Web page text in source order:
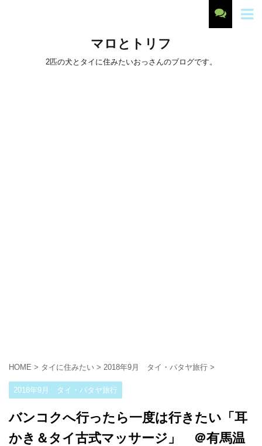
マロとトリフ
2匹の犬とタイに住みたいおっさんのブログです。
HOME > タイに住みたい > 2018年9月 タイ・パタヤ旅行 >
2018年9月 タイ・パタヤ旅行
バンコクへ行ったら一度は行きたい「耳
かき＆タイ古式マッサージ」 ＠有馬温